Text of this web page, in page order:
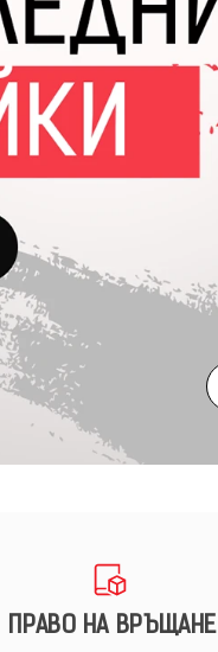
ПРАВО НА ВРЪЩАНЕ